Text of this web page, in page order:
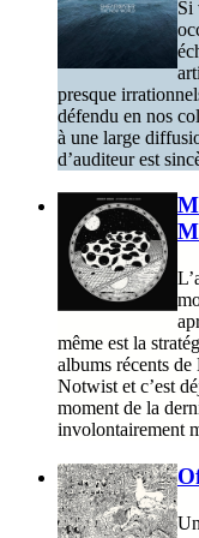
Si
presque
défendu en nos
à une large
d’auditeur est
même est la
albums récents
Notwist et c’est
moment de la
involontairement